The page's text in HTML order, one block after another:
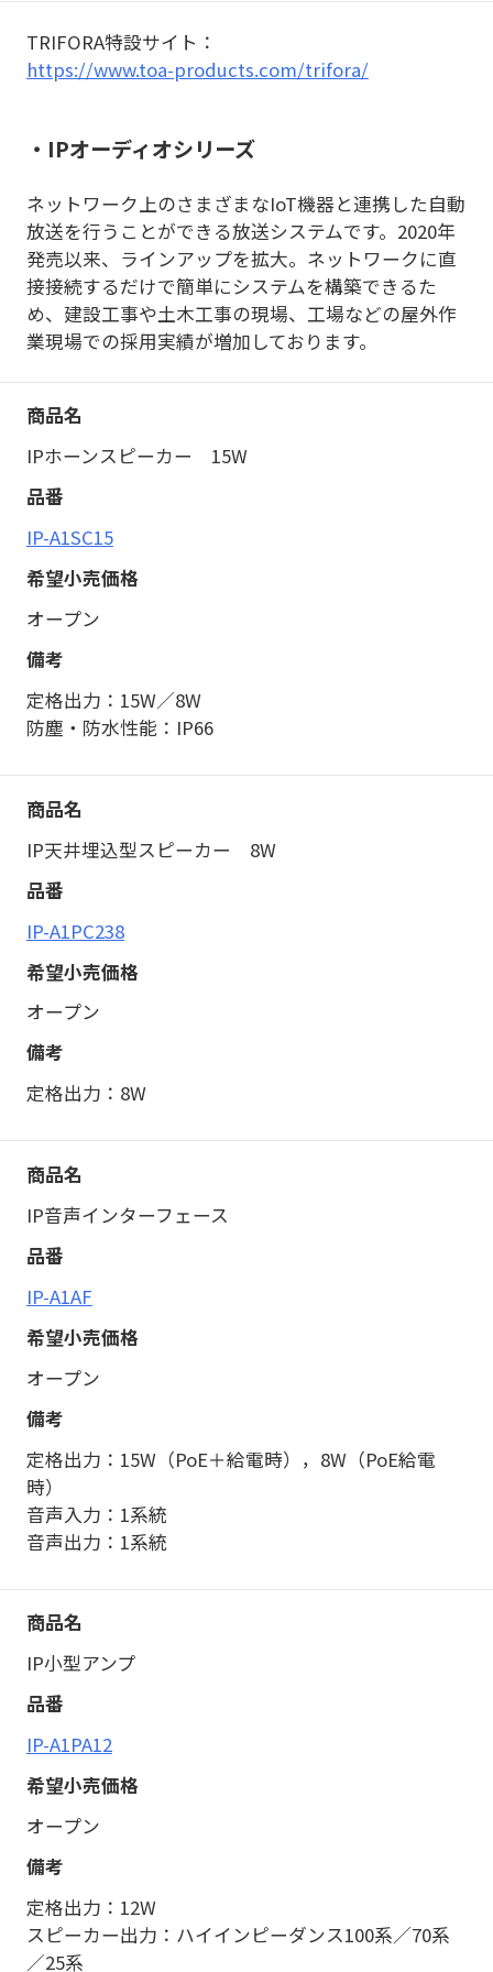
TRIFORA特設サイト：
https://www.toa-products.com/trifora/
・IPオーディオシリーズ
ネットワーク上のさまざまなIoT機器と連携した自動
放送を行うことができる放送システムです。2020年
発売以来、ラインアップを拡大。ネットワークに直
接接続するだけで簡単にシステムを構築できるた
め、建設工事や土木工事の現場、工場などの屋外作
業現場での採用実績が増加しております。
IPホーンスピーカー 15W
IP-A1SC15
オープン
定格出力：15W／8W
防塵・防水性能：IP66
IP天井埋込型スピーカー 8W
IP-A1PC238
オープン
定格出力：8W
IP音声インターフェース
IP-A1AF
オープン
定格出力：15W（PoE＋給電時），8W（PoE給電
時）
音声入力：1系統
音声出力：1系統
IP小型アンプ
IP-A1PA12
オープン
定格出力：12W
スピーカー出力：ハイインピーダンス100系／70系
／25系